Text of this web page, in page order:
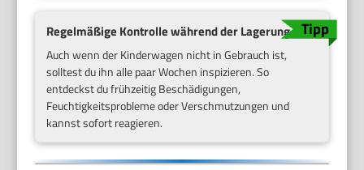
Regelmäßige Kontrolle während der Lagerung
Auch wenn der Kinderwagen nicht in Gebrauch ist,
solltest du ihn alle paar Wochen inspizieren. So
entdeckst du frühzeitig Beschädigungen,
Feuchtigkeitsprobleme oder Verschmutzungen und
kannst sofort reagieren.